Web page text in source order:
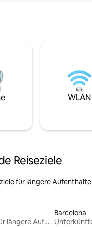
WLAN
Reiseziele
für längere Aufenthalte
Unterkünfte für längere Aufenthalte
Barcelona